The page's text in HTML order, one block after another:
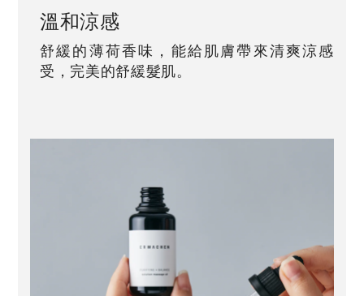
溫和涼感
舒緩的薄荷香味，能給肌膚帶來清爽涼感
受，完美的舒緩髮肌。